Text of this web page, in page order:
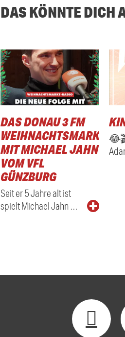
DAS KÖNNTE DICH
DAS DONAU 3 FM
MIT MICHAEL JAHN
VOM VFL
GÜNZBURG
Seit er 5 Jahre alt ist
spielt Michael Jahn …